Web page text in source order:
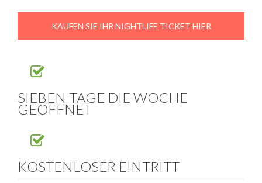
KAUFEN SIE IHR NIGHTLIFE TICKET HIER
SIEBEN TAGE DIE WOCHE
GEÖFFNET
KOSTENLOSER EINTRITT